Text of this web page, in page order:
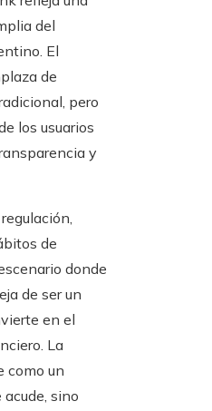
del
El
de
pero
los usuarios
y
de
donde
de ser un
en el
La
como un
sino